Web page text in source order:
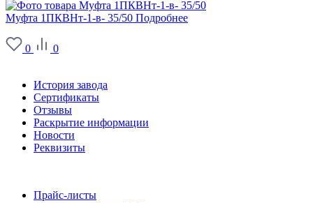
Муфта 1ПКВНт-1-в- 35/50 Подробнее
0
0
История завода
Сертификаты
Отзывы
Раскрытие информации
Новости
Реквизиты
Прайс-листы